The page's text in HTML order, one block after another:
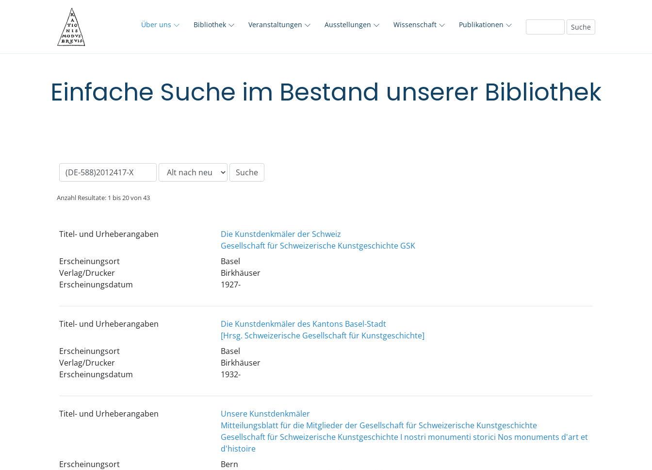
Über uns Bibliothek Veranstaltungen Ausstellungen Wissenschaft Publikationen
Einfache Suche im Bestand unserer Bibliothek
Anzahl Resultate: 1 bis 20 von 43
Titel- und Urheberangaben
Die Kunstdenkmäler der Schweiz
Gesellschaft für Schweizerische Kunstgeschichte GSK
Erscheinungsort
Verlag/Drucker
Erscheinungsdatum
Basel
Birkhäuser
1927-
Titel- und Urheberangaben
Die Kunstdenkmäler des Kantons Basel-Stadt
[Hrsg. Schweizerische Gesellschaft für Kunstgeschichte]
Erscheinungsort
Verlag/Drucker
Erscheinungsdatum
Basel
Birkhäuser
1932-
Titel- und Urheberangaben
Unsere Kunstdenkmäler
Mitteilungsblatt für die Mitglieder der Gesellschaft für Schweizerische Kunstgeschichte
Gesellschaft für Schweizerische Kunstgeschichte I nostri monumenti storici Nos monuments d'art et
d'histoire
Erscheinungsort
Bern